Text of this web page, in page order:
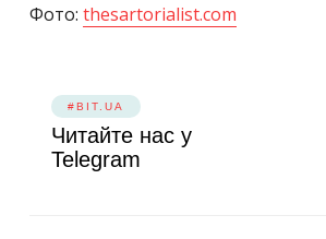
Фото: thesartorialist.com
#BIT.UA
Читайте нас у
Telegram